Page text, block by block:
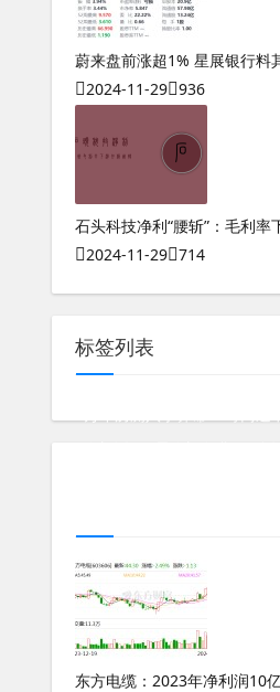
蔚来盘前涨超1% 星展银行料
2024-11-29 936
石头科技净利“腰斩”：毛利
2024-11-29 714
标签列表
东方电缆：2023年净利润10